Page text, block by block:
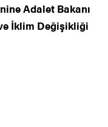
Adalet Bakanı
İklim Değişikliği